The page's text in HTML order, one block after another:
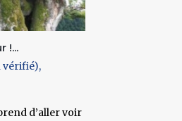
!...
vérifié)
d’aller voir